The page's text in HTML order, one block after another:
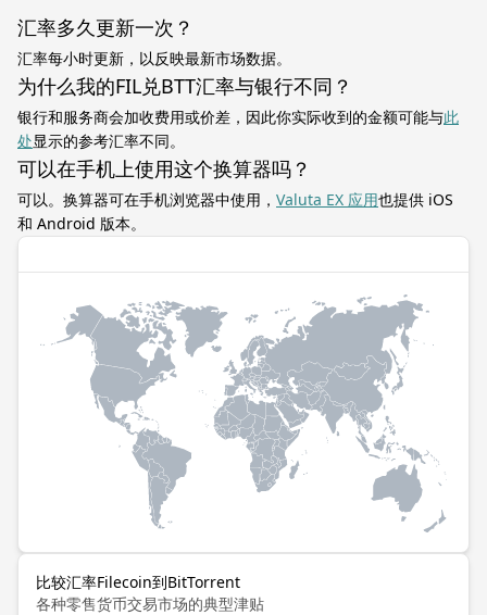
汇率多久更新一次？
汇率每小时更新，以反映最新市场数据。
为什么我的FIL兑BTT汇率与银行不同？
银行和服务商会加收费用或价差，因此你实际收到的金额可能与此
处显示的参考汇率不同。
可以在手机上使用这个换算器吗？
可以。换算器可在手机浏览器中使用， Valuta EX 应用也提供 iOS
和 Android 版本。
比较汇率Filecoin到BitTorrent
各种零售货币交易市场的典型津贴